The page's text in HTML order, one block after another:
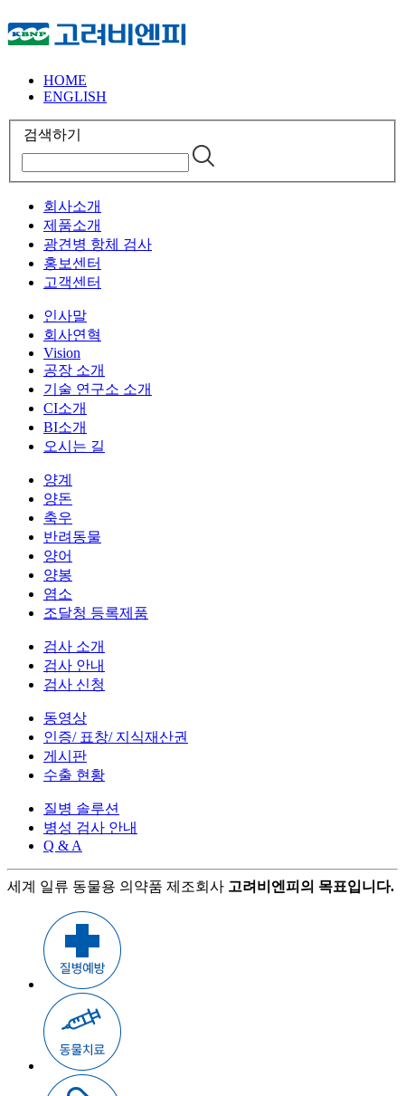
HOME
ENGLISH
검색하기
회사소개
제품소개
광견병 항체 검사
홍보센터
고객센터
인사말
회사연혁
Vision
공장 소개
기술 연구소 소개
CI소개
BI소개
오시는 길
양계
양돈
축우
반려동물
양어
양봉
염소
조달청 등록제품
검사 소개
검사 안내
검사 신청
동영상
인증/ 표창/ 지식재산권
게시판
수출 현황
질병 솔루션
병성 검사 안내
Q & A
세계 일류 동물용 의약품 제조회사 고려비엔피의 목표입니다.